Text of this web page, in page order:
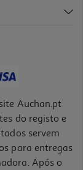
Auchan.pt
do registo e
servem
para entregas
Após o